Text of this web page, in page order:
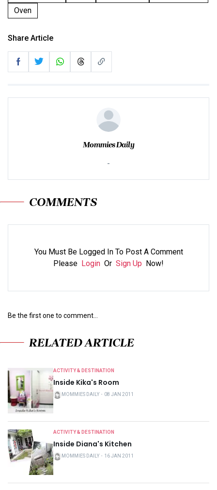
Oven
Share Article
Mommies Daily
-
COMMENTS
You Must Be Logged In To Post A Comment
Please Login Or Sign Up Now!
Be the first one to comment...
RELATED ARTICLE
ACTIVITY & DESTINATION
Inside Kika's Room
MOMMIES DAILY ・ 08 JAN 2011
ACTIVITY & DESTINATION
Inside Diana's Kitchen
MOMMIES DAILY ・ 16 JAN 2011